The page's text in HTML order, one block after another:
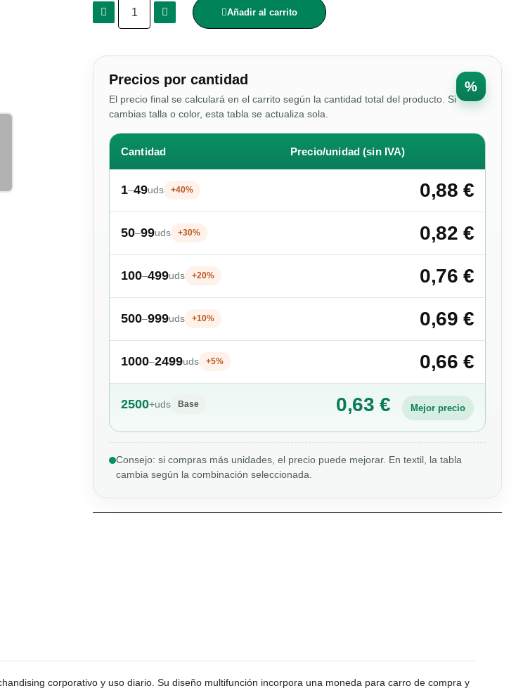
Añadir al carrito
Precios por cantidad
El precio final se calculará en el carrito según la cantidad total del producto. Si
cambias talla o color, esta tabla se actualiza sola.
%
Cantidad Precio/unidad (sin IVA)
1–49uds +40% 0,88 €
50–99uds +30% 0,82 €
100–499uds +20% 0,76 €
500–999uds +10% 0,69 €
1000–2499uds +5% 0,66 €
2500+uds Base 0,63 € Mejor precio
Consejo: si compras más unidades, el precio puede mejorar. En textil, la tabla
cambia según la combinación seleccionada.
corporativo y uso diario. Su diseño multifunción incorpora una moneda para carro de compra y